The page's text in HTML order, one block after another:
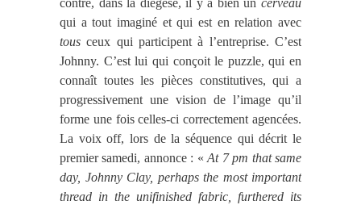
contre, dans la diégèse, il y a bien un cerveau
qui a tout imaginé et qui est en relation avec
tous ceux qui participent à l’entreprise. C’est
Johnny. C’est lui qui conçoit le puzzle, qui en
connaît toutes les pièces constitutives, qui a
progressivement une vision de l’image qu’il
forme une fois celles-ci correctement agencées.
La voix off, lors de la séquence qui décrit le
premier samedi, annonce : «At 7 pm that same
day, Johnny Clay, perhaps the most important
thread in the unifinished fabric, furthered its